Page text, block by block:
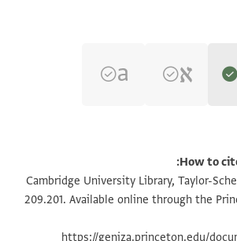
הגדל וסובב
How to
Cambridge University Library, Taylor-
209.201. Available online through the
https://geniza.princeton.edu/